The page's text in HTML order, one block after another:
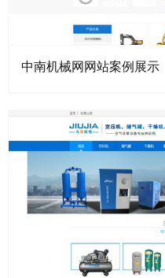
中南机械网网站案例展示